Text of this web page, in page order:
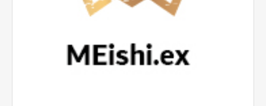
フォト名刺（写真・画像入り名刺）